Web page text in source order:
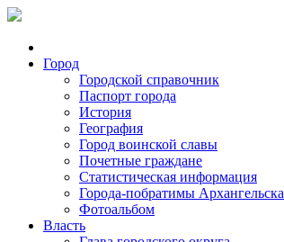
Город
Городской справочник
Паспорт города
История
География
Город воинской славы
Почетные граждане
Статистическая информация
Города-побратимы Архангельска
Фотоальбом
Власть